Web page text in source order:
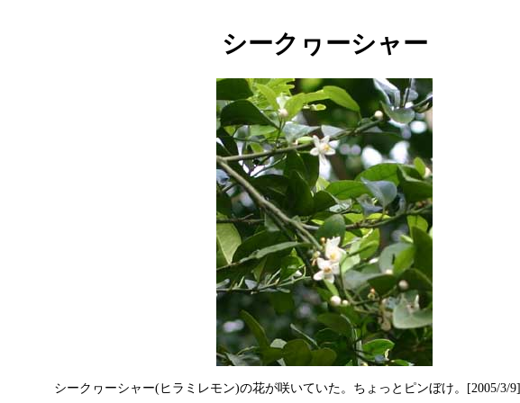
シークヮーシャー
シークヮーシャー(ヒラミレモン)の花が咲いていた。ちょっとピンぼけ。[2005/3/9]